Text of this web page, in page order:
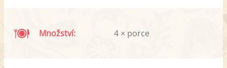
Množství: 4 × porce